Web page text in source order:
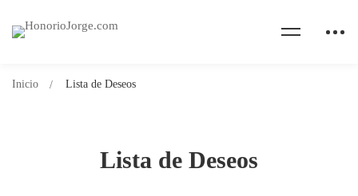
Lista de Deseos
Inicio Lista de Deseos